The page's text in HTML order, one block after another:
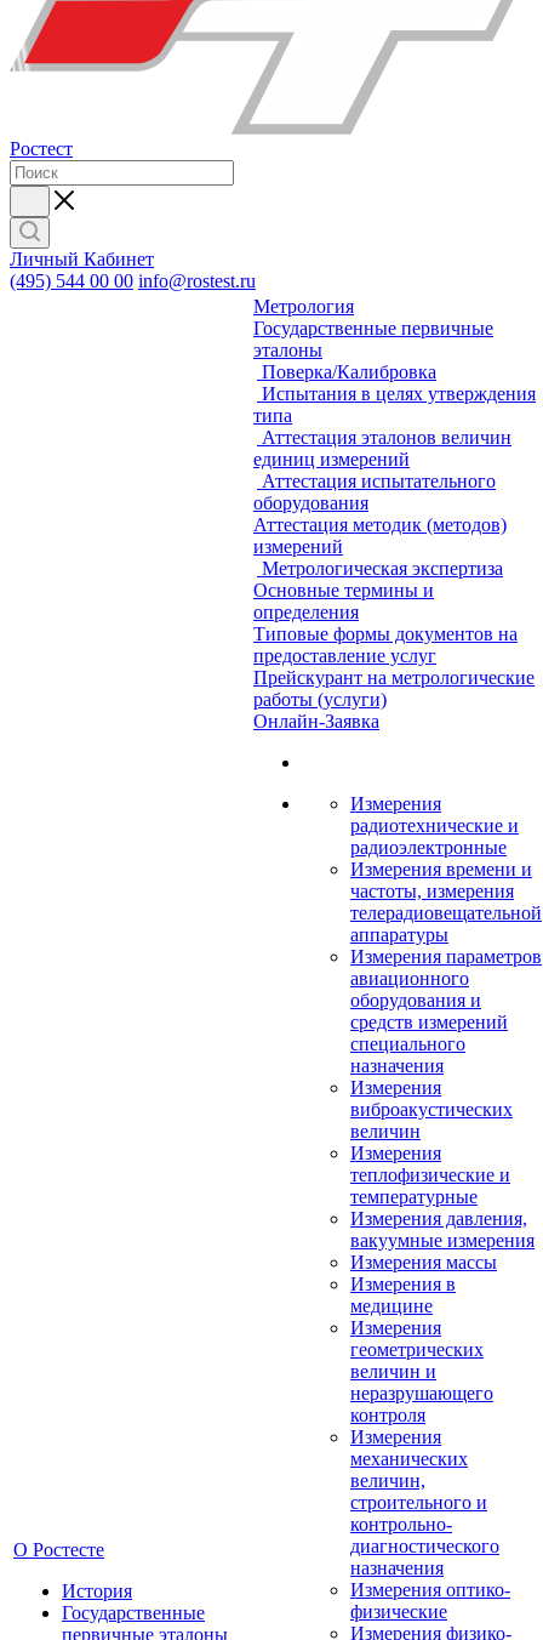
Ростест
Личный Кабинет
(495) 544 00 00 info@rostest.ru
О Ростесте
История
Государственные
первичные эталоны
Метрология
Государственные первичные
эталоны
Поверка/Калибровка
Испытания в целях утверждения
типа
Аттестация эталонов величин
единиц измерений
Аттестация испытательного
оборудования
Аттестация методик (методов)
измерений
Метрологическая экспертиза
Основные термины и
определения
Типовые формы документов на
предоставление услуг
Прейскурант на метрологические
работы (услуги)
Онлайн-Заявка
Измерения
радиотехнические и
радиоэлектронные
Измерения времени и
частоты, измерения
телерадиовещательной
аппаратуры
Измерения параметров
авиационного
оборудования и
средств измерений
специального
назначения
Измерения
виброакустических
величин
Измерения
теплофизические и
температурные
Измерения давления,
вакуумные измерения
Измерения массы
Измерения в
медицине
Измерения
геометрических
величин и
неразрушающего
контроля
Измерения
механических
величин,
строительного и
контрольно-
диагностического
назначения
Измерения оптико-
физические
Измерения физико-